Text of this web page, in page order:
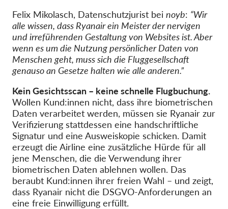
Felix Mikolasch, Datenschutzjurist bei noyb: “Wir
alle wissen, dass Ryanair ein Meister der nervigen
und irreführenden Gestaltung von Websites ist. Aber
wenn es um die Nutzung persönlicher Daten von
Menschen geht, muss sich die Fluggesellschaft
genauso an Gesetze halten wie alle anderen.”
Kein Gesichtsscan – keine schnelle Flugbuchung.
Wollen Kund:innen nicht, dass ihre biometrischen
Daten verarbeitet werden, müssen sie Ryanair zur
Verifizierung stattdessen eine handschriftliche
Signatur und eine Ausweiskopie schicken. Damit
erzeugt die Airline eine zusätzliche Hürde für all
jene Menschen, die die Verwendung ihrer
biometrischen Daten ablehnen wollen. Das
beraubt Kund:innen ihrer freien Wahl – und zeigt,
dass Ryanair nicht die DSGVO-Anforderungen an
eine freie Einwilligung erfüllt.